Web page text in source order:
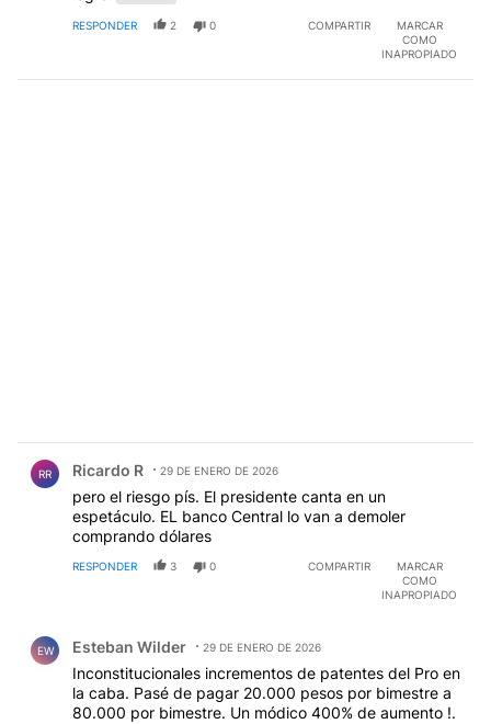
RESPONDER 2 0 COMPARTIR
MARCAR
COMO
INAPROPIADO
RR Ricardo R 29 DE ENERO DE 2026
pero el riesgo pís. El presidente canta en un
espetáculo. EL banco Central lo van a demoler
comprando dólares
RESPONDER 3 0 COMPARTIR
MARCAR
COMO
INAPROPIADO
EW Esteban Wilder 29 DE ENERO DE 2026
Inconstitucionales incrementos de patentes del Pro en
la caba. Pasé de pagar 20.000 pesos por bimestre a
80.000 por bimestre. Un módico 400% de aumento !.